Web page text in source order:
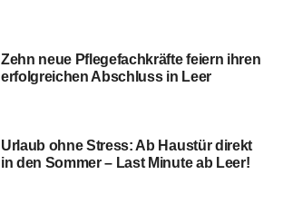
Zehn neue Pfle­ge­fach­kräf­te fei­ern ihren
erfolg­rei­chen Abschluss in Leer
Urlaub ohne Stress: Ab Haus­tür direkt
in den Som­mer – Last Minu­te ab Leer!